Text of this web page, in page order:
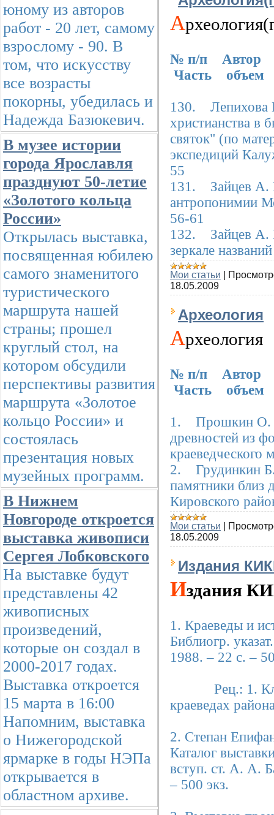
юному из авторов
работ - 20 лет, самому
взрослому - 90. В
том, что искусству
все возрасты
покорны, убедилась и
Надежда Базюкевич.
В музее истории
города Ярославля
празднуют 50-летие
«Золотого кольца
России»
Открылась выставка,
посвященная юбилею
самого знаменитого
туристического
маршрута нашей
страны; прошел
круглый стол, на
котором обсудили
перспективы развития
маршрута «Золотое
кольцо России» и
состоялась
презентация новых
музейных программ.
В Нижнем
Новгороде откроется
выставка живописи
Сергея Лобковского
На выставке будут
представлены 42
живописных
произведений,
которые он создал в
2000-2017 годах.
Выставка откроется
15 марта в 16:00
Напомним, выставка
о Нижегородской
ярмарке в годы НЭПа
открывается в
областном архиве.
А
№ п/п Автор
Часть объем
130. Лепихова
христианства в
святок" (по
экспедиций
55
131. Зайцев А.
антропонимии
56-61
132. Зайцев А.
зеркале
Мои статьи
18.05.2009
Археология
А
№ п/п Автор
Часть объем
1. Прошкин О.
древностей из
2. Грудинкин
памятники близ
Мои статьи
18.05.2009
Издания
Издания
1. Краеведы и
Библиогр.
1988. – 22 с. –
Рец.: 1.
краеведах
2. Степан
Каталог
вступ. ст. А. А.
– 500 экз.